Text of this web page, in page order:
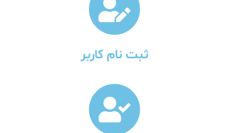
ثبت نام کاربر